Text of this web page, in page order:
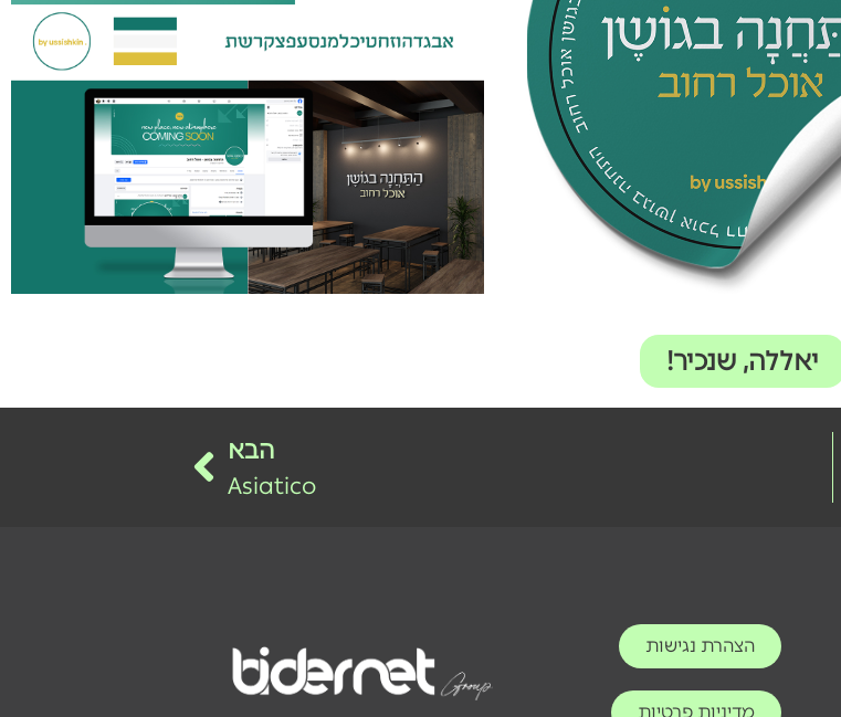
יאללה, שנכיר!
הבא
Asiatico
הצהרת נגישות
מדיניות פרטיות